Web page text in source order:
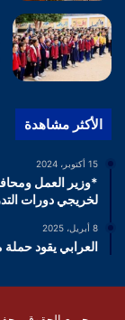
الأكثر مشاهدة
15 أكتوبر، 2024
*وزير العمل
لخريجي دورات
8 أبريل، 2025
العرابي يقود